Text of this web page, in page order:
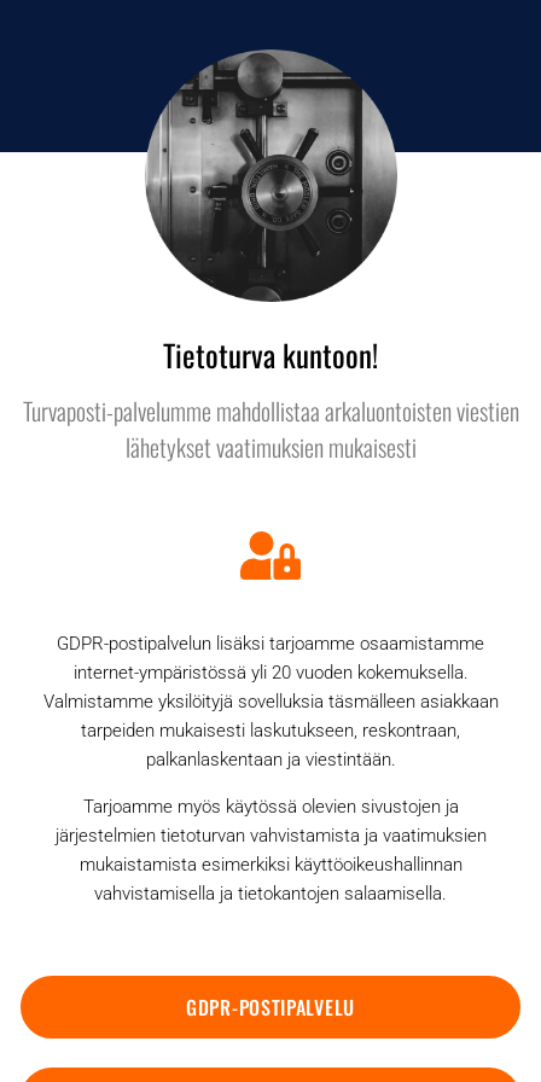
Tietoturva kuntoon!
Turvaposti-palvelumme mahdollistaa arkaluontoisten viestien
lähetykset vaatimuksien mukaisesti
GDPR-postipalvelun lisäksi tarjoamme osaamistamme
internet-ympäristössä yli 20 vuoden kokemuksella.
Valmistamme yksilöityjä sovelluksia täsmälleen asiakkaan
tarpeiden mukaisesti laskutukseen, reskontraan,
palkanlaskentaan ja viestintään.
Tarjoamme myös käytössä olevien sivustojen ja
järjestelmien tietoturvan vahvistamista ja vaatimuksien
mukaistamista esimerkiksi käyttöoikeushallinnan
vahvistamisella ja tietokantojen salaamisella.
GDPR-POSTIPALVELU